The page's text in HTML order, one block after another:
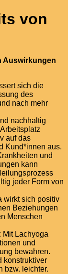
von
Auswirkungen
sich die
des
nach mehr
nachhaltig
auf das
Kund*innen aus.
und
kann
jeder Form von
wirkt sich positiv
Beziehungen
Menschen
: Mit Lachyoga
und
bewahren.
konstruktiver
bzw. leichter.